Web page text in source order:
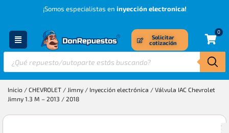
¡Somos especialistas en inyección electronica!
Solicitar
cotización
0
Inicio / CHEVROLET / Jimny / Inyección electrónica / Válvula IAC Chevrolet
Jimny 1.3 M – 2013 / 2018